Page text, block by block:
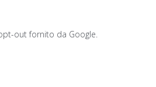
out fornito da Google.